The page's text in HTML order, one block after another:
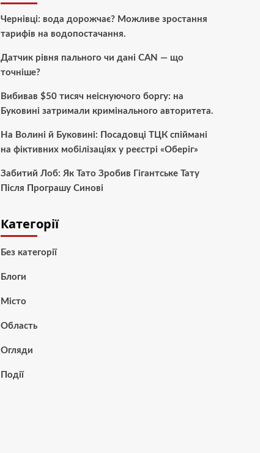
Чернівці: вода дорожчає? Можливе зростання
тарифів на водопостачання.
Датчик рівня пального чи дані CAN — що
точніше?
Вибивав $50 тисяч неіснуючого боргу: на
Буковині затримали кримінального авторитета.
На Волині й Буковині: Посадовці ТЦК спіймані
на фіктивних мобілізаціях у реєстрі «Оберіг»
Забитий Лоб: Як Тато Зробив Гігантське Тату
Після Програшу Синові
Категорії
Без категорії
Блоги
Місто
Область
Огляди
Події